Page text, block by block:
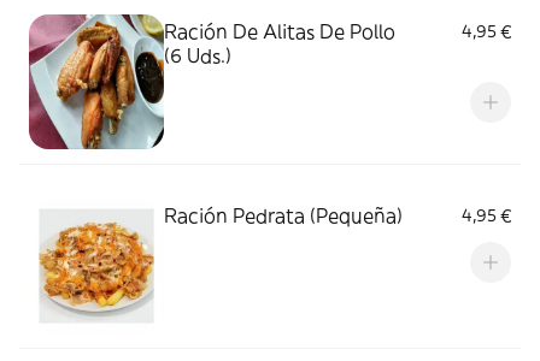
Ración De Alitas De Pollo
(6 Uds.)
4,95 €
Ración Pedrata (Pequeña) 4,95 €